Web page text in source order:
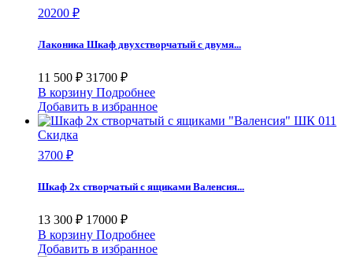
20200 ₽
Лаконика Шкаф двухстворчатый с двумя...
11 500 ₽ 31700 ₽
В корзину Подробнее
Добавить в избранное
Скидка
3700 ₽
Шкаф 2х створчатый с ящиками Валенсия...
13 300 ₽ 17000 ₽
В корзину Подробнее
Добавить в избранное